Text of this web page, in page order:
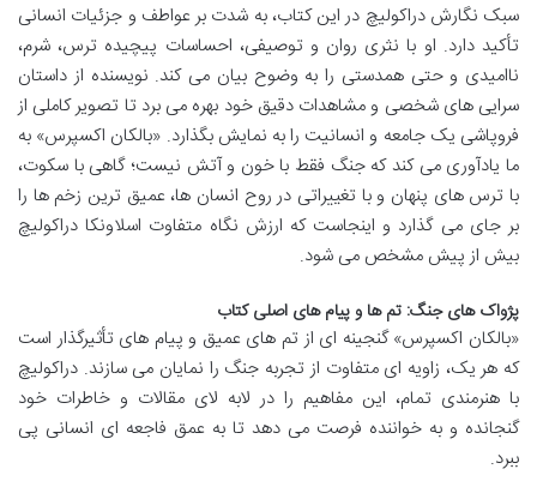
سبک نگارش دراکولیچ در این کتاب، به شدت بر عواطف و جزئیات انسانی
تأکید دارد. او با نثری روان و توصیفی، احساسات پیچیده ترس، شرم،
ناامیدی و حتی همدستی را به وضوح بیان می کند. نویسنده از داستان
سرایی های شخصی و مشاهدات دقیق خود بهره می برد تا تصویر کاملی از
فروپاشی یک جامعه و انسانیت را به نمایش بگذارد. «بالکان اکسپرس» به
ما یادآوری می کند که جنگ فقط با خون و آتش نیست؛ گاهی با سکوت،
با ترس های پنهان و با تغییراتی در روح انسان ها، عمیق ترین زخم ها را
بر جای می گذارد و اینجاست که ارزش نگاه متفاوت اسلاونکا دراکولیچ
بیش از پیش مشخص می شود.
پژواک های جنگ: تم ها و پیام های اصلی کتاب
«بالکان اکسپرس» گنجینه ای از تم های عمیق و پیام های تأثیرگذار است
که هر یک، زاویه ای متفاوت از تجربه جنگ را نمایان می سازند. دراکولیچ
با هنرمندی تمام، این مفاهیم را در لابه لای مقالات و خاطرات خود
گنجانده و به خواننده فرصت می دهد تا به عمق فاجعه ای انسانی پی
ببرد.